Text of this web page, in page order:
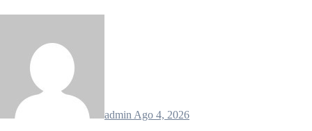
admin Ago 4, 2026